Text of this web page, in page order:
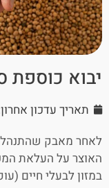
יבוא כוספת
תאריך עדכון אחרון: 09/09/
לאחר מאבק
האוצר על העלאת